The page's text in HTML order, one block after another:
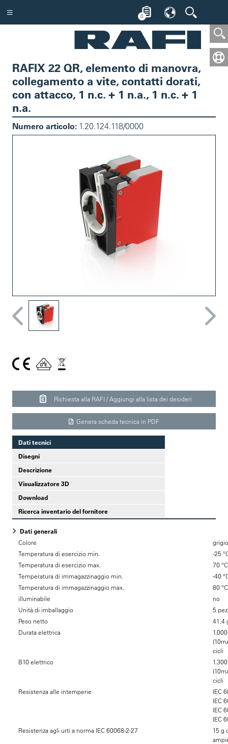
0
RAFIX 22 QR, elemento di manovra,
collegamento a vite, contatti dorati,
con attacco, 1 n.c. + 1 n.a., 1 n.c. + 1
n.a.
Numero articolo: 1.20.124.118/0000
Richiesta alla RAFI / Aggiungi alla lista dei desideri
Genera scheda tecnica in PDF
Dati tecnici
Disegni
Descrizione
Visualizzatore 3D
Download
Ricerca inventario del fornitore
Dati generali
Colore
Temperatura di esercizio min.
-25
Temperatura di esercizio max.
70 °C
Temperatura di immagazzinaggio min.
-40
Temperatura di immagazzinaggio max.
80 °C
illuminabile
no
Unità di imballaggio
5
Peso netto
41,4
Durata elettrica
cicli
B10 elettrico
cicli
Resistenza alle intemperie
IEC
IEC
IEC
IEC
Resistenza agli urti a norma IEC 60068-2-27
15 g